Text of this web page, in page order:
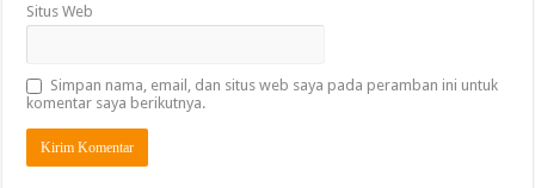
Situs Web
Simpan nama, email, dan situs web saya pada peramban ini untuk
komentar saya berikutnya.